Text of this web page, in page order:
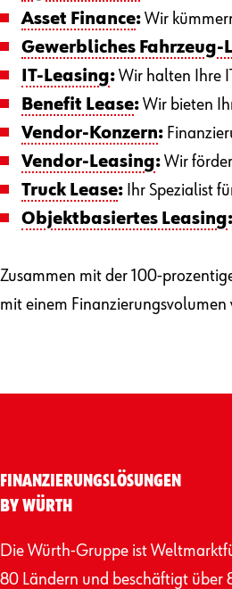
Asset Finance: Wir
Gewerbliches Fahrzeug-
IT-Leasing: Wir halten Ihre
Benefit Lease: Wir bieten
Vendor-Konzern:
Vendor-Leasing: Wir
Truck Lease: Ihr Spezialist
Objektbasiertes Leasing:
Zusammen mit der 100-
mit einem
FINANZIERUNGS­LÖSUNGEN
BY WÜRTH
Die Würth-Gruppe ist
80 Ländern und beschäftigt